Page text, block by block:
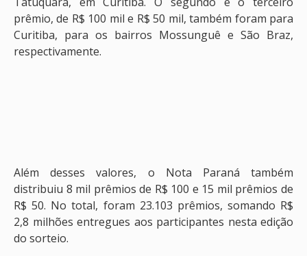
prêmio, de R$ 100 mil e R$ 50 mil, também foram para
Curitiba, para os bairros Mossunguê e São Braz,
respectivamente.
Além desses valores, o Nota Paraná também
distribuiu 8 mil prêmios de R$ 100 e 15 mil prêmios de
R$ 50. No total, foram 23.103 prêmios, somando R$
2,8 milhões entregues aos participantes nesta edição
do sorteio.